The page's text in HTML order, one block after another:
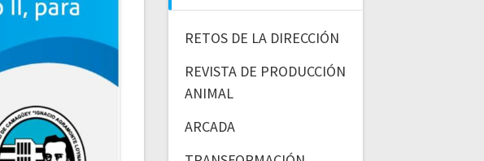
RETOS DE LA DIRECCIÓN
REVISTA DE PRODUCCIÓN
ANIMAL
ARCADA